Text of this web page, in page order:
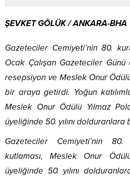
ŞEVKET GÖLÜK / ANKARA-BHA
Gazeteciler Cemiyeti’nin 80.
Ocak Çalışan Gazeteciler Günü
resepsiyon ve Meslek Onur
bir araya getirdi. Yoğun
Meslek Onur Ödülü Yılmaz
üyeliğinde 50. yılını
Gazeteciler Cemiyeti’nin
kutlaması, Meslek Onur
üyeliğinde 50. yılını